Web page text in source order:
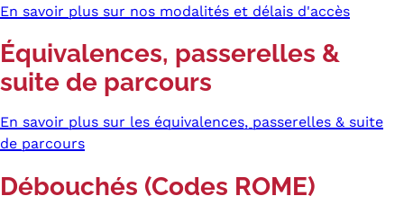
En savoir plus sur nos modalités et délais d'accès
Équivalences, passerelles &
suite de parcours
En savoir plus sur les équivalences, passerelles & suite
de parcours
Débouchés (Codes ROME)